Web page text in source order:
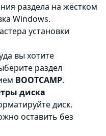
раздела на жёстком
Windows.
установки
вы хотите
раздел
BOOTCAMP.
диска
диск.
оставить без